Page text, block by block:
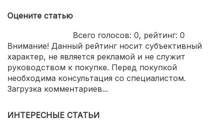
Оцените статью
Всего голосов: 0, рейтинг: 0
Внимание! Данный рейтинг носит субъективный
характер, не является рекламой и не служит
руководством к покупке. Перед покупкой
необходима консультация со специалистом.
Загрузка комментариев...
ИНТЕРЕСНЫЕ СТАТЬИ